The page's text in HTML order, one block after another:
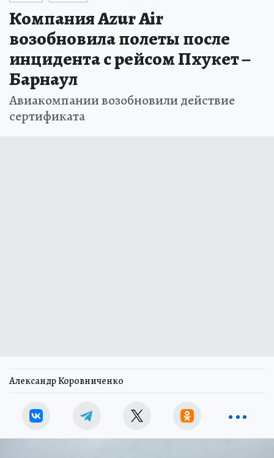
Компания Azur Air
возобновила полеты после
инцидента с рейсом Пхукет –
Барнаул
Авиакомпании возобновили действие
сертификата
Александр Коровниченко